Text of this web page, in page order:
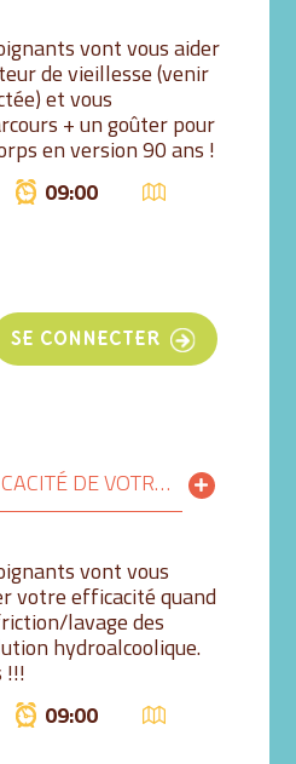
vont vous aider
de vieillesse (venir
et vous
+ un goûter pour
en version 90 ans !
09:00
SE CONNECTER
VISUALISER L’EFFICACITÉ DE VOTRE LAVAGE DES MAINS AU GEL HYDROALCOOLIQUE GRÂCE À LA LUMIÈRE BLEUE 9H-9H30
vont vous
votre efficacité quand
lavage des
hydroalcoolique.
!!!
09:00